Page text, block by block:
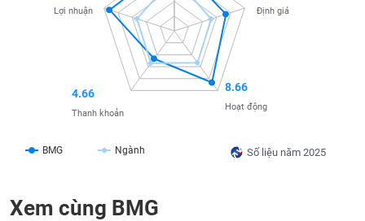
Số liệu năm 2025
BMG Ngành
Định giá
8.66
Hoạt động
4.66
Thanh khoản
Lợi nhuận
Xem cùng BMG
THÔNG